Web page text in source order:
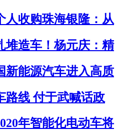
人收购珠海银隆：从
堆造车！杨元庆：精
新能源汽车进入高质
路线 付于武喊话政
年智能化电动车将